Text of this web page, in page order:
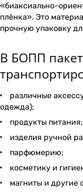
«биаксиально-
плёнка». Это
прочную упаковку
В БОПП
различные
одежда);
продукты питания;
изделия ручной
парфюмерию;
косметику и
магниты и другие